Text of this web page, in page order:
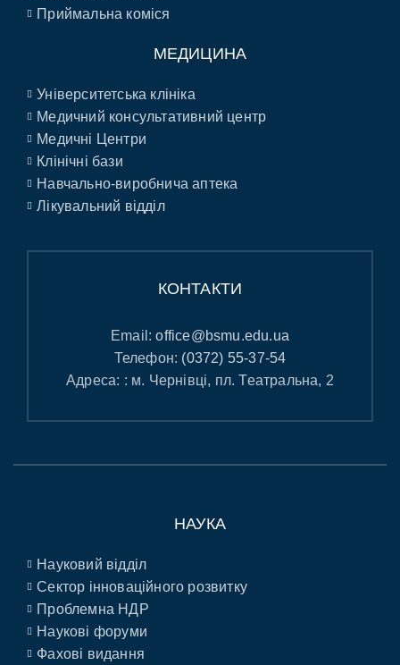
Приймальна коміся
МЕДИЦИНА
Університетська клініка
Медичний консультативний центр
Медичні Центри
Клінічні бази
Навчально-виробнича аптека
Лікувальний відділ
КОНТАКТИ
Email:office@bsmu.edu.ua
Телефон: (0372) 55-37-54
Адреса: : м. Чернівці, пл. Театральна, 2
НАУКА
Науковий відділ
Сектор інноваційного розвитку
Проблемна НДР
Наукові форуми
Фахові видання